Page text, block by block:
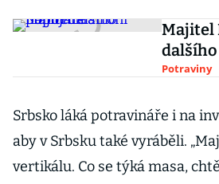
Majitel
Potraviny
Srbsko láká potravináře i na
aby v Srbsku také vyráběli.
vertikálu. Co se týká masa,